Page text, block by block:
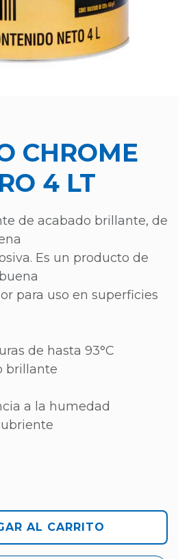
CHROME
4 LT
de acabado brillante, de
Es un producto de
para uso en superficies
de hasta 93°C
brillante
a la humedad
AL CARRITO